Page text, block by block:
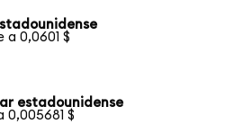
a 0,0601 $
estadounidense
0,005681 $